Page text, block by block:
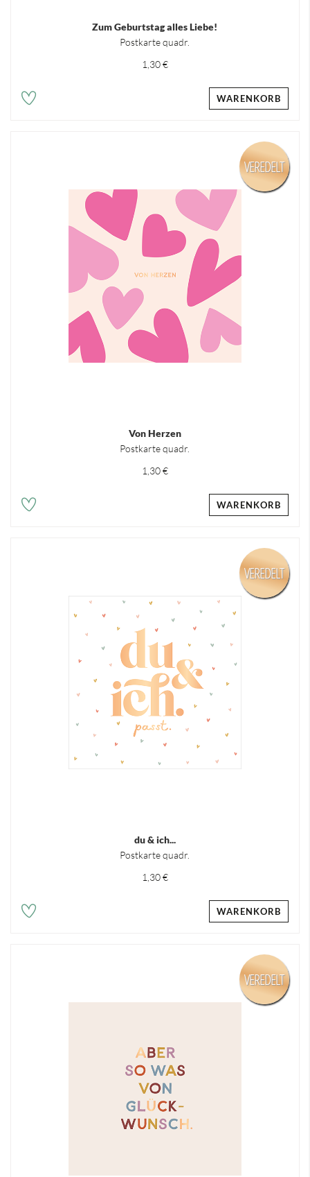
Zum Geburtstag alles Liebe!
Postkarte quadr.
1,30 €
WARENKORB
Von Herzen
Postkarte quadr.
1,30 €
VEREDELT
WARENKORB
du & ich...
Postkarte quadr.
1,30 €
VEREDELT
WARENKORB
VEREDELT